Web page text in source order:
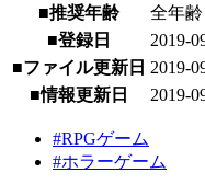
■推奨年齢
全年齢
■登録日
2019-
■ファイル更新日 2019-
■情報更新日
2019-
#RPGゲーム
#ホラーゲーム